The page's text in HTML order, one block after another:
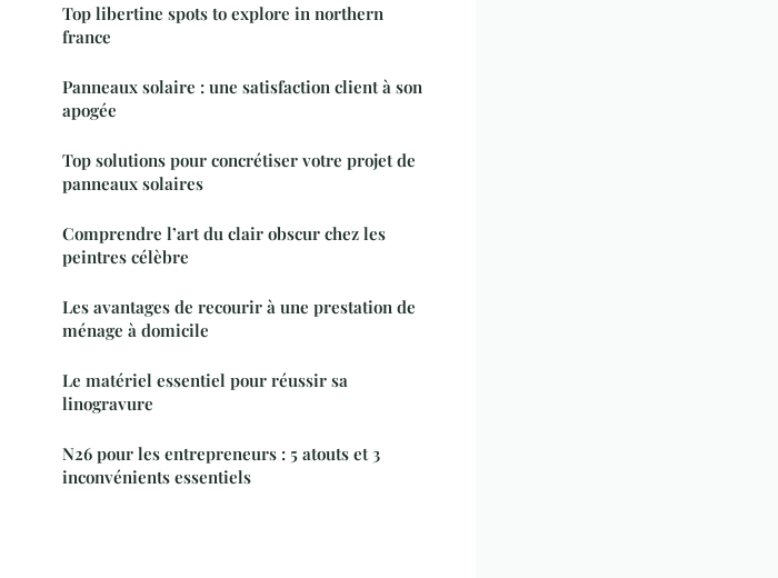
Top libertine spots to explore in northern
france
Panneaux solaire : une satisfaction client à son
apogée
Top solutions pour concrétiser votre projet de
panneaux solaires
Comprendre l’art du clair obscur chez les
peintres célèbre
Les avantages de recourir à une prestation de
ménage à domicile
Le matériel essentiel pour réussir sa
linogravure
N26 pour les entrepreneurs : 5 atouts et 3
inconvénients essentiels